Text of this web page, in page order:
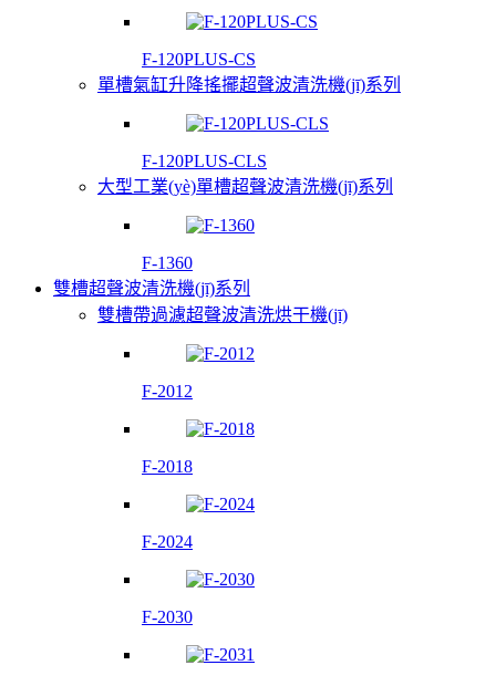
F-120PLUS-CS
單槽氣缸升降搖擺超聲波清洗機(jī)系列
F-120PLUS-CLS
大型工業(yè)單槽超聲波清洗機(jī)系列
F-1360
雙槽超聲波清洗機(jī)系列
雙槽帶過濾超聲波清洗烘干機(jī)
F-2012
F-2018
F-2024
F-2030